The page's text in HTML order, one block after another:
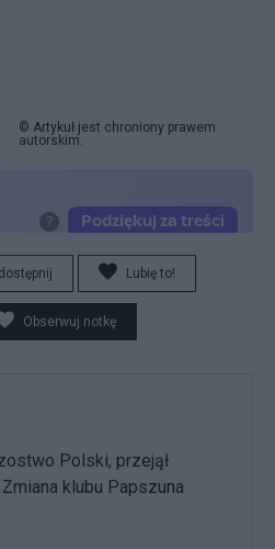
© Artykuł jest chroniony prawem
autorskim.
Lubię to!
Obserwuj notkę
Polski, przejął
klubu Papszuna